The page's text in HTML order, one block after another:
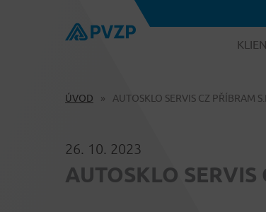
ÚVOD AUTOSKLO SERVIS CZ PŘÍBRAM
26. 10. 2023
AUTOSKLO